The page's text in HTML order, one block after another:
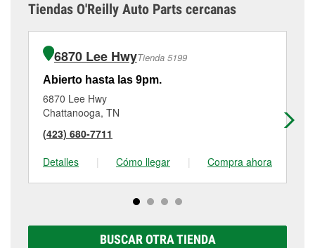
Tiendas O'Reilly Auto Parts cercanas
6870 Lee HwyTienda 5199
Abierto hasta las 9pm.
6870 Lee Hwy
Chattanooga, TN
(423) 680-7711
Detalles
| Cómo llegar | Compra ahora
BUSCAR OTRA TIENDA